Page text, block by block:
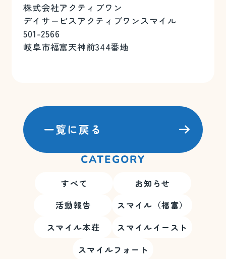
CATEGORY
すべて
お知らせ
活動報告
スマイル（福富）
スマイル本荘
スマイルイースト
スマイルフォート
株式会社アクティブワン
デイサービスアクティブワンスマイル
501-2566
岐阜市福富天神前344番地
一覧に戻る